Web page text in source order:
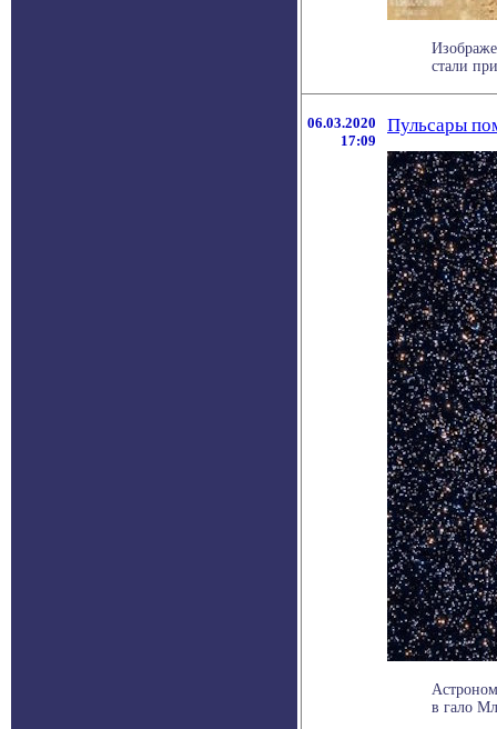
стали
06.03.2020
17:09
Пульсары
в гало